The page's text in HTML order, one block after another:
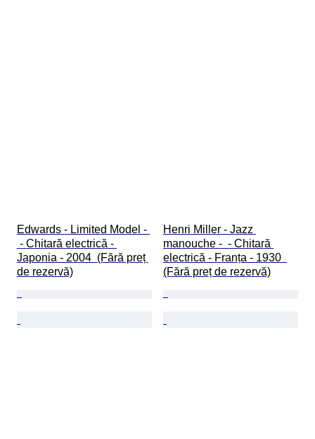
Edwards - Limited Model -
- Chitară electrică -
Japonia - 2004  (Fără preț
de rezervă)
Henri Miller - Jazz
manouche -  - Chitară
electrică - Franța - 1930
(Fără preț de rezervă)